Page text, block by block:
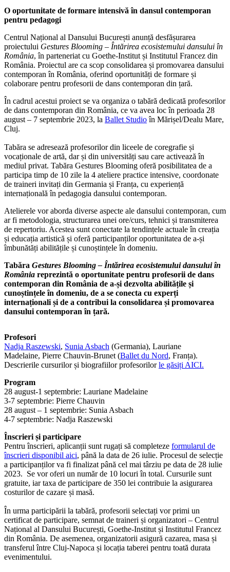
O oportunitate de formare intensivă în dansul contemporan
pentru pedagogi
Centrul Național al Dansului București anunță desfășurarea
proiectului Gestures Blooming – Întărirea ecosistemului dansului în
România, în parteneriat cu Goethe-Institut și Institutul Francez din
România. Proiectul are ca scop consolidarea și promovarea dansului
contemporan în România, oferind oportunități de formare și
colaborare pentru profesorii de dans contemporan din țară.
În cadrul acestui proiect se va organiza o tabără dedicată profesorilor
de dans contemporan din România, ce va avea loc în perioada 28
august – 7 septembrie 2023, la Ballet Studioîn Mărișel/Dealu Mare,
Cluj.
Tabăra se adresează profesorilor din liceele de coregrafie și
vocaționale de artă, dar și din universități sau care activează în
mediul privat. Tabăra Gestures Blooming oferă posibilitatea de a
participa timp de 10 zile la 4 ateliere practice intensive, coordonate
de traineri invitați din Germania și Franța, cu experiență
internațională în pedagogia dansului contemporan.
Atelierele vor aborda diverse aspecte ale dansului contemporan, cum
ar fi metodologia, structurarea unei ore/curs, tehnici și transmiterea
de repertoriu. Acestea sunt conectate la tendințele actuale în creația
și educația artistică și oferă participanților oportunitatea de a-și
îmbunătăți abilitățile și cunoștințele în domeniu.
Tabăra Gestures Blooming – Întărirea ecosistemului dansului în
România reprezintă o oportunitate pentru profesorii de dans
contemporan din România de a-și dezvolta abilitățile și
cunoștințele în domeniu, de a se conecta cu experți
internaționali și de a contribui la consolidarea și promovarea
dansului contemporan în țară.
Profesori
Nadja Raszewski, Sunia Asbach (Germania), Lauriane
Madelaine, Pierre Chauvin-Brunet (Ballet du Nord, Franța).
Descrierile cursurilor și biografiilor profesorilorle găsiți AICI.
Program
28 august-1 septembrie: Lauriane Madelaine
3-7 septembrie: Pierre Chauvin
28 august – 1 septembrie: Sunia Asbach
4-7 septembrie: Nadja Raszewski
Înscrieri și participare
Pentru înscrieri, aplicanții sunt rugați să completeze formularul de
înscrieri disponibil aici, până la data de 26 iulie. Procesul de selecție
a participanților va fi finalizat până cel mai târziu pe data de 28 iulie
2023. Se vor oferi un număr de 10 locuri în total. Cursurile sunt
gratuite, iar taxa de participare de 350 lei contribuie la asigurarea
costurilor de cazare și masă.
În urma participării la tabără, profesorii selectați vor primi un
certificat de participare, semnat de traineri și organizatori – Centrul
Național al Dansului București, Goethe-Institut și Institutul Francez
din România. De asemenea, organizatorii asigură cazarea, masa și
transferul între Cluj-Napoca și locația taberei pentru toată durata
evenimentului.